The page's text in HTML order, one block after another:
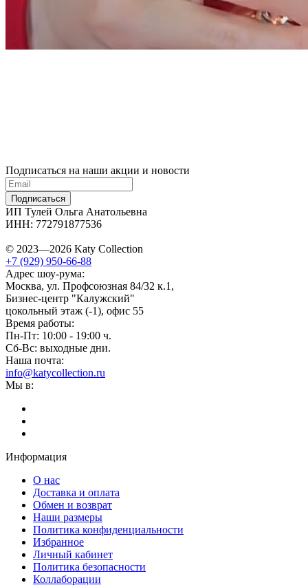
Подписаться на наши акции и новости
Подписаться
ИП Тулей Ольга Анатольевна
ИНН: 772791877536
© 2023—2026 Katy Collection
+7 (929) 950-66-88
Адрес шоу-рума:
Москва, ул. Профсоюзная 84/32 к.1,
Бизнес-центр "Калужский"
цокольный этаж (-1), офис 55
Время работы:
Пн-Пт: 10:00 - 19:00 ч.
Сб-Вс: выходные дни.
Наша почта:
info@katycollection.ru
Мы в:
Информация
О нас
Доставка и оплата
Обмен и возврат
Наши размеры
Политика конфиденциальности
Избранное
Личный кабинет
Политика безопасности
Коллаборации